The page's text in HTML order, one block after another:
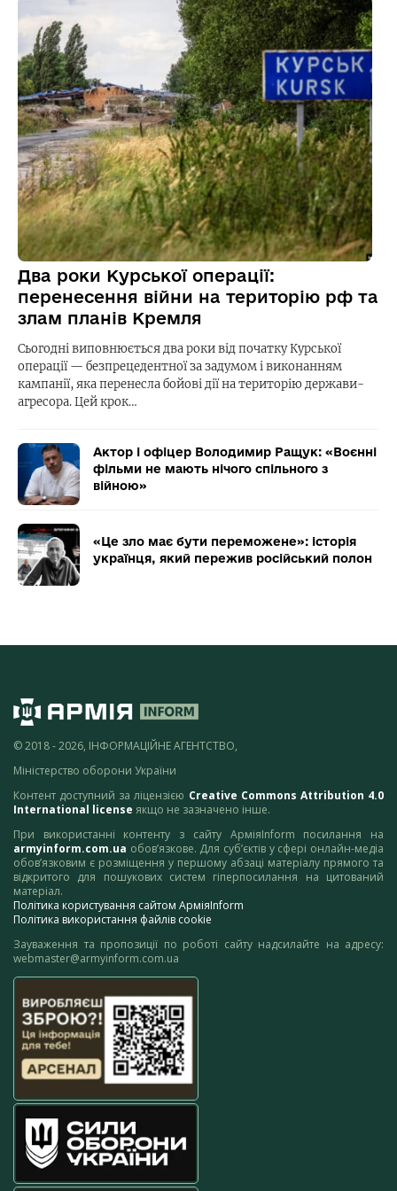
Два роки Курської операції:
перенесення війни на територію рф та
злам планів Кремля
Сьогодні виповнюється два роки від початку Курської
операції — безпрецедентної за задумом і виконанням
кампанії, яка перенесла бойові дії на територію держави-
агресора. Цей крок…
Актор і офіцер Володимир Ращук: «Воєнні
фільми не мають нічого спільного з
війною»
«Це зло має бути переможене»: історія
українця, який пережив російський полон
© 2018 - 2026, ІНФОРМАЦІЙНЕ АГЕНТСТВО,
Міністерство оборони України
Контент доступний за ліцензією Creative Commons Attribution 4.0
International license якщо не зазначено інше.
При використанні контенту з сайту АрміяInform посилання на
armyinform.com.ua обов’язкове. Для суб’єктів у сфері онлайн-медіа
обов’язковим є розміщення у першому абзаці матеріалу прямого та
відкритого для пошукових систем гіперпосилання на цитований
матеріал.
Політика користування сайтом АрміяInform
Політика використання файлів cookie
Зауваження та пропозиції по роботі сайту надсилайте на адресу:
webmaster@armyinform.com.ua